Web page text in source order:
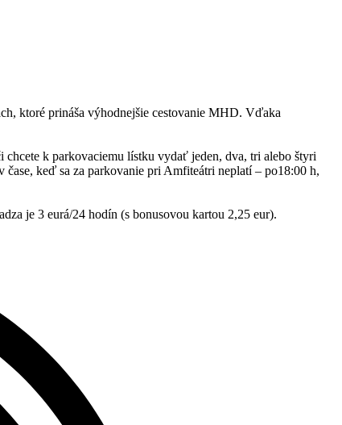
ktoré prináša výhodnejšie cestovanie MHD. Vďaka
k parkovaciemu lístku vydať jeden, dva, tri alebo štyri
keď sa za parkovanie pri Amfiteátri neplatí – po18:00 h,
je 3 eurá/24 hodín (s bonusovou kartou 2,25 eur).